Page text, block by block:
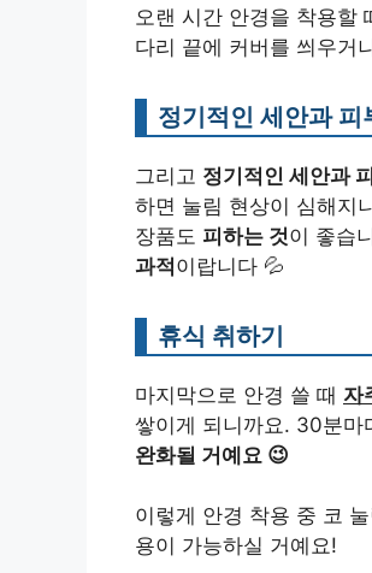
오랜 시간 안경을 착용할
다리 끝에 커버를 씌우거
정기적인 세안과 피
그리고 정기적인 세안과
하면 눌림 현상이 심해지
장품도 피하는 것이 좋습
과적이랍니다 💦
휴식 취하기
마지막으로 안경 쓸 때 자
쌓이게 되니까요. 30분마
완화될 거예요 😉
이렇게 안경 착용 중 코
용이 가능하실 거예요!